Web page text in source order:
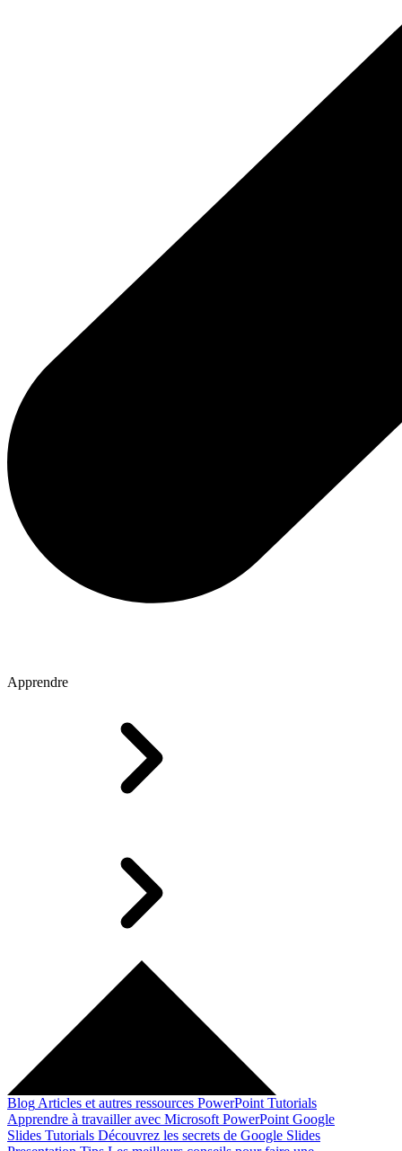
Apprendre
Blog Articles et autres ressources PowerPoint Tutorials
Apprendre à travailler avec Microsoft PowerPoint Google
Slides Tutorials Découvrez les secrets de Google Slides